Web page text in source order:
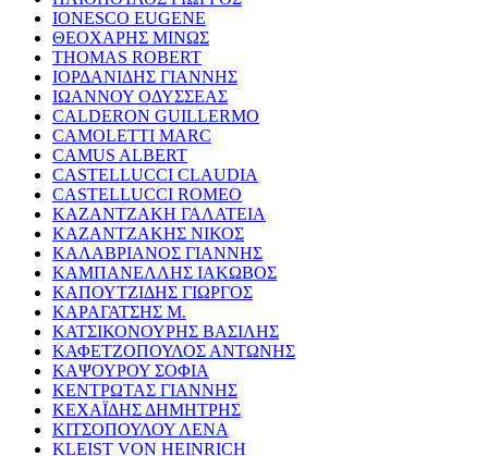
IONESCO EUGENE
ΘΕΟΧΑΡΗΣ ΜΙΝΩΣ
THOMAS ROBERT
ΙΟΡΔΑΝΙΔΗΣ ΓΙΑΝΝΗΣ
ΙΩΑΝΝΟΥ ΟΔΥΣΣΕΑΣ
CALDERON GUILLERMO
CAMOLETTI MARC
CAMUS ALBERT
CASTELLUCCI CLAUDIA
CASTELLUCCI ROMEO
ΚΑΖΑΝΤΖΑΚΗ ΓΑΛΑΤΕΙΑ
ΚΑΖΑΝΤΖΑΚΗΣ ΝΙΚΟΣ
ΚΑΛΑΒΡΙΑΝΟΣ ΓΙΑΝΝΗΣ
ΚΑΜΠΑΝΕΛΛΗΣ ΙΑΚΩΒΟΣ
ΚΑΠΟΥΤΖΙΔΗΣ ΓΙΩΡΓΟΣ
ΚΑΡΑΓΑΤΣΗΣ Μ.
ΚΑΤΣΙΚΟΝΟΥΡΗΣ ΒΑΣΙΛΗΣ
ΚΑΦΕΤΖΟΠΟΥΛΟΣ ΑΝΤΩΝΗΣ
ΚΑΨΟΥΡΟΥ ΣΟΦΙΑ
ΚΕΝΤΡΩΤΑΣ ΓΙΑΝΝΗΣ
ΚΕΧΑΪΔΗΣ ΔΗΜΗΤΡΗΣ
ΚΙΤΣΟΠΟΥΛΟΥ ΛΕΝΑ
KLEIST VON HEINRICH